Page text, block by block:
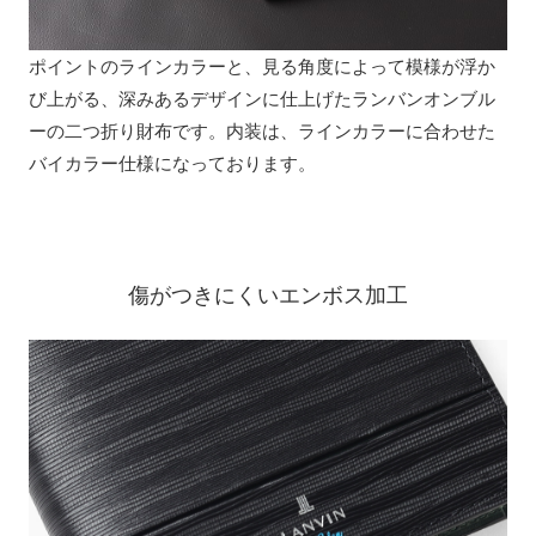
ポイントのラインカラーと、見る角度によって模様が浮か
び上がる、深みあるデザインに仕上げたランバンオンブル
ーの二つ折り財布です。内装は、ラインカラーに合わせた
バイカラー仕様になっております。
傷がつきにくいエンボス加工